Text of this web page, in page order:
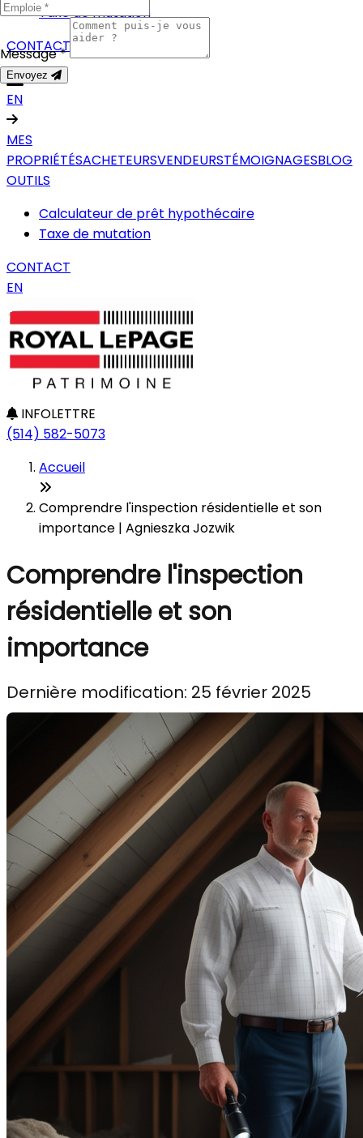
Taxe de mutation
CONTACT
EN
MES
PROPRIÉTÉSACHETEURSVENDEURSTÉMOIGNAGESBLOG
OUTILS
Calculateur de prêt hypothécaire
Taxe de mutation
CONTACT
EN
INFOLETTRE
(514) 582-5073
Accueil
Comprendre l'inspection résidentielle et son
importance | Agnieszka Jozwik
Comprendre l'inspection
résidentielle et son
importance
Dernière modification: 25 février 2025
Message *
Envoyez